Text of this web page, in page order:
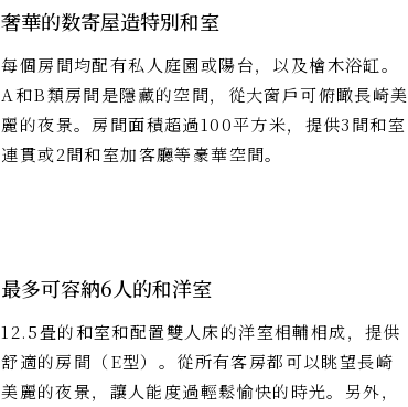
奢華的数寄屋造特別和室
每個房間均配有私人庭園或陽台，以及檜木浴缸。
A和B類房間是隱藏的空間，從大窗戶可俯瞰長崎美
麗的夜景。房間面積超過100平方米，提供3間和室
連貫或2間和室加客廳等豪華空間。
最多可容納6人的和洋室
12.5畳的和室和配置雙人床的洋室相輔相成，提供
舒適的房間（E型）。從所有客房都可以眺望長崎
美麗的夜景，讓人能度過輕鬆愉快的時光。另外，